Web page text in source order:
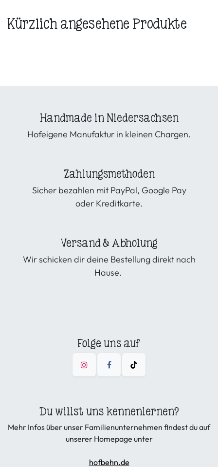
Kürzlich angesehene Produkte
Handmade in Niedersachsen
Hofeigene Manufaktur in kleinen Chargen.
Zahlungsmethoden
Sicher bezahlen mit PayPal, Google Pay
oder Kreditkarte.
Versand & Abholung
Wir schicken dir deine Bestellung direkt nach
Hause.
Folge uns auf
Du willst uns kennenlernen?
Mehr Infos über unser Familienunternehmen findest du auf
unserer Homepage unter
hofbehn.de